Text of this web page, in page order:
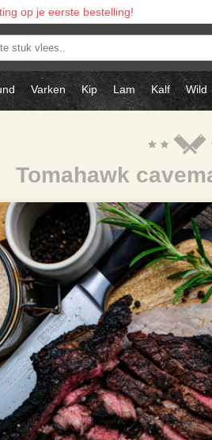
op je eerste bestelling!
Varken Kip Lam Kalf Wild
Tomahawk